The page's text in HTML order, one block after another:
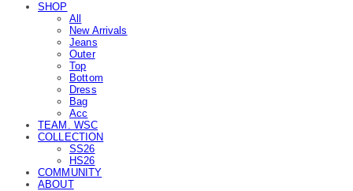
SHOP
All
New Arrivals
Jeans
Outer
Top
Bottom
Dress
Bag
Acc
TEAM. WSC
COLLECTION
SS26
HS26
COMMUNITY
ABOUT